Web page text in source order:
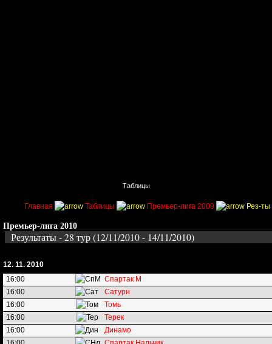
Таблицы
Главная Таблицы Премьер-лига 2009 Рез-ты
Премьер-лига 2010
Результаты - 28 тур (12/11/2010 - 14/11/2010)
12. 11. 2010
16:00
Спартак М
16:00
Сатурн
16:00
Томь
16:00
Терек
16:00
Динамо